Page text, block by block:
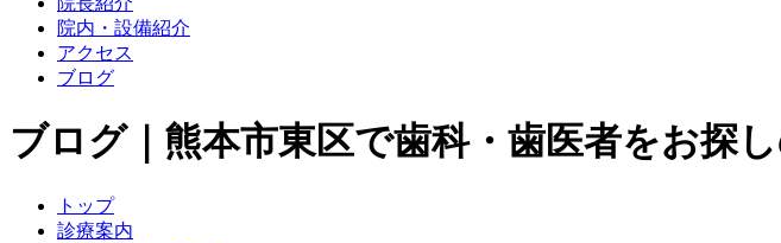
院内・設備紹介
アクセス
ブログ
ブログ｜熊本市東区で歯科・歯医者をお探
トップ
診療案内